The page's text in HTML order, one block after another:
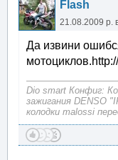
Flash
21.08.2009 р.
Да извини
Dio smart Конфиг:
зажигания DENSO
колодки malossi